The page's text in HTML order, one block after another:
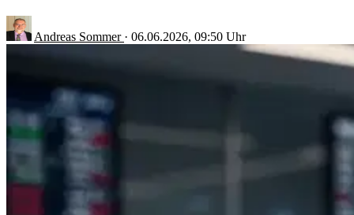
Andreas Sommer · 06.06.2026, 09:50 Uhr